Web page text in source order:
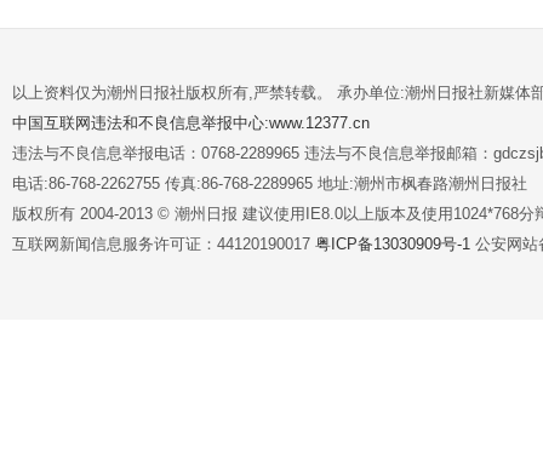
以上资料仅为潮州日报社版权所有,严禁转载。 承办单位:潮州日报社新媒体
中国互联网违法和不良信息举报中心:www.12377.cn
违法与不良信息举报电话：0768-2289965 违法与不良信息举报邮箱：
电话:86-768-2262755 传真:86-768-2289965 地址:潮州市枫春路潮州日报社
版权所有 2004-2013 © 潮州日报 建议使用IE8.0以上版本及使用1024*768分
互联网新闻信息服务许可证：44120190017 粤ICP备13030909号-1 公安网站